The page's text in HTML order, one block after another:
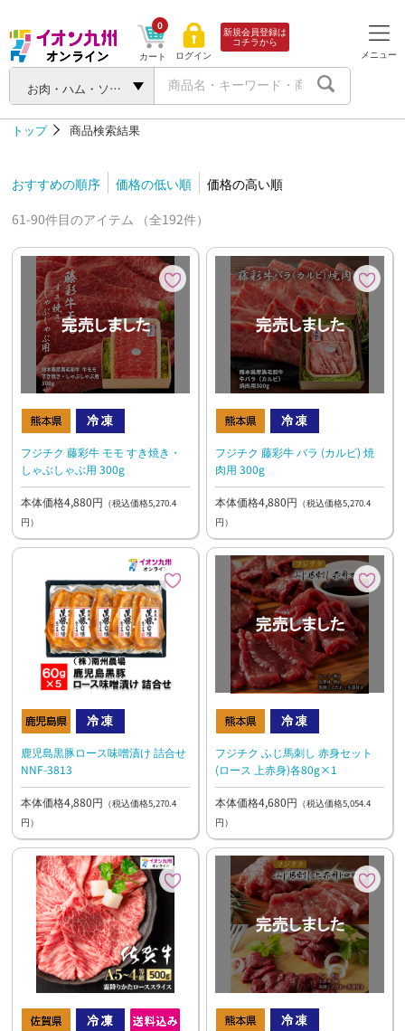
お肉・ハム・ソーセージ
カート
0
ログイン
新規会員登録は
コチラから
メニュー
トップ 商品検索結果
おすすめの順序 価格の低い順
価格の高い順
61-90件目のアイテム （全192件）
フジチク 藤彩牛 モモ すき焼き・
しゃぶしゃぶ用 300g
本体価格4,880円 （税込価格5,270.4
円）
フジチク 藤彩牛 バラ (カルビ) 焼
肉用 300g
本体価格4,880円 （税込価格5,270.4
円）
鹿児島黒豚ロース味噌漬け 詰合せ
NNF-3813
本体価格4,880円 （税込価格5,270.4
円）
フジチク ふじ馬刺し 赤身セット
(ロース 上赤身)各80g×1
本体価格4,680円 （税込価格5,054.4
円）